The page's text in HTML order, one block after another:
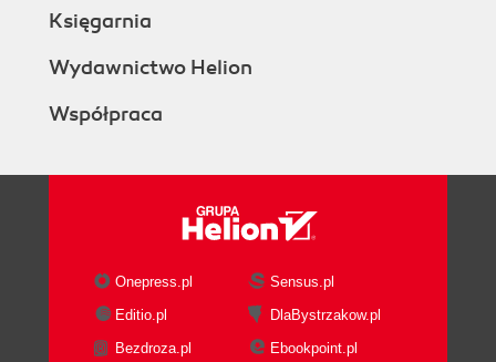
Księgarnia
Wydawnictwo Helion
Współpraca
Onepress.pl
Sensus.pl
Editio.pl
DlaBystrzakow.pl
Bezdroza.pl
Ebookpoint.pl